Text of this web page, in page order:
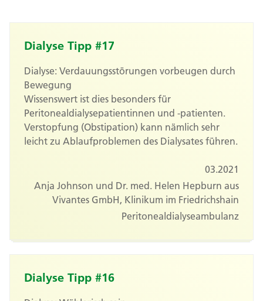
Dialyse Tipp #17
Dialyse: Verdauungsstörungen vorbeugen durch
Bewegung
Wissenswert ist dies besonders für
Peritonealdialysepatientinnen und -patienten.
Verstopfung (Obstipation) kann nämlich sehr
leicht zu Ablaufproblemen des Dialysates führen.
03.2021
Anja Johnson und Dr. med. Helen Hepburn aus
Vivantes GmbH, Klinikum im Friedrichshain
Peritonealdialyseambulanz
Dialyse Tipp #16